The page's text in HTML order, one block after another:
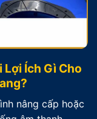
Lợi Ích Gì Cho
nâng cấp hoặc